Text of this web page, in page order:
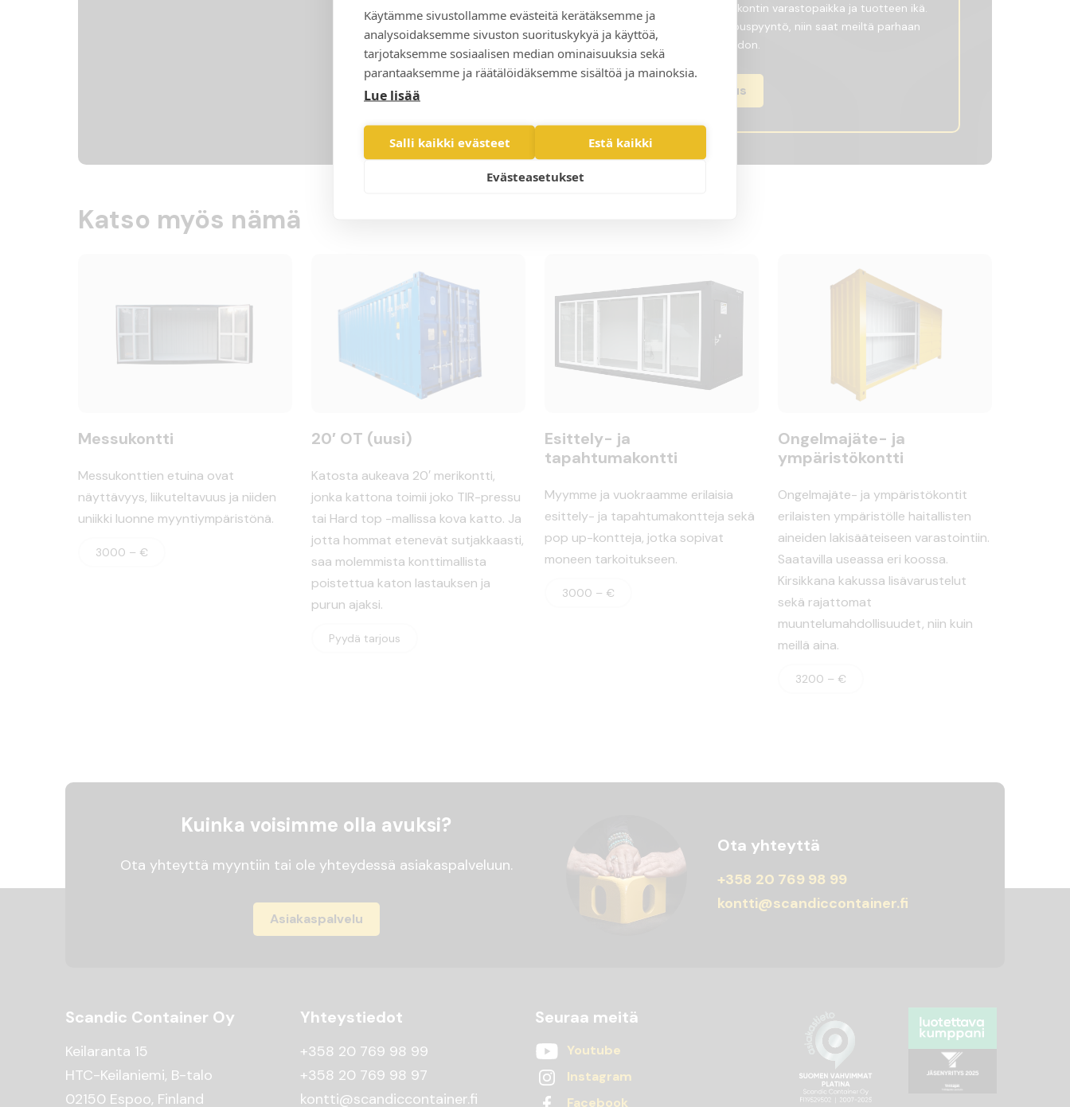
Käytämme sivustollamme evästeitä kerätäksemme ja
analysoidaksemme sivuston suorituskykyä ja käyttöä,
tarjotaksemme sosiaalisen median ominaisuuksia sekä
parantaaksemme ja räätälöidäksemme sisältöä ja mainoksia.
Lue lisää
Salli kaikki evästeet Estä kaikki
Evästeasetukset
Hintaan vaikuttaa kontin varastopaikka ja tuotteen ikä.
Lähetä meille tarjouspyyntö, niin saat meiltä parhaan
hinnan ja vaihtoehdon.
Pyydä tarjous
Katso myös nämä
Messukontti
Messukonttien etuina ovat
näyttävyys, liikuteltavuus ja niiden
uniikki luonne myyntiympäristönä.
3000 – €
20′ OT (uusi)
Katosta aukeava 20′ merikontti,
jonka kattona toimii joko TIR-pressu
tai Hard top -mallissa kova katto. Ja
jotta hommat etenevät sutjakkaasti,
saa molemmista konttimallista
poistettua katon lastauksen ja
purun ajaksi.
Pyydä tarjous
Esittely- ja
tapahtumakontti
Myymme ja vuokraamme erilaisia
esittely- ja tapahtumakontteja sekä
pop up-kontteja, jotka sopivat
moneen tarkoitukseen.
3000 – €
Ongelmajäte- ja
ympäristökontti
Ongelmajäte- ja ympäristökontit
erilaisten ympäristölle haitallisten
aineiden lakisääteiseen varastointiin.
Saatavilla useassa eri koossa.
Kirsikkana kakussa lisävarustelut
sekä rajattomat
muuntelumahdollisuudet, niin kuin
meillä aina.
3200 – €
Kuinka voisimme olla avuksi?
Ota yhteyttä myyntiin tai ole yhteydessä asiakaspalveluun.
Asiakaspalvelu
Ota yhteyttä
+358 20 769 98 99
kontti@scandiccontainer.fi
Scandic Container Oy
Keilaranta 15
HTC-Keilaniemi, B-talo
02150 Espoo, Finland
Yhteystiedot
+358 20 769 98 99
+358 20 769 98 97
kontti@scandiccontainer.fi
Seuraa meitä
Youtube
Instagram
Facebook